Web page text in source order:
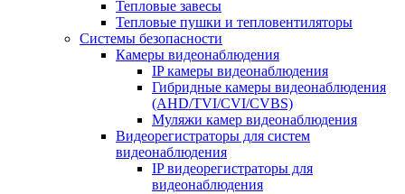
Тепловые завесы
Тепловые пушки и тепловентиляторы
Системы безопасности
Камеры видеонаблюдения
IP камеры видеонаблюдения
Гибридные камеры видеонаблюдения
(AHD/TVI/CVI/CVBS)
Муляжи камер видеонаблюдения
Видеорегистраторы для систем
видеонаблюдения
IP видеорегистраторы для
видеонаблюдения